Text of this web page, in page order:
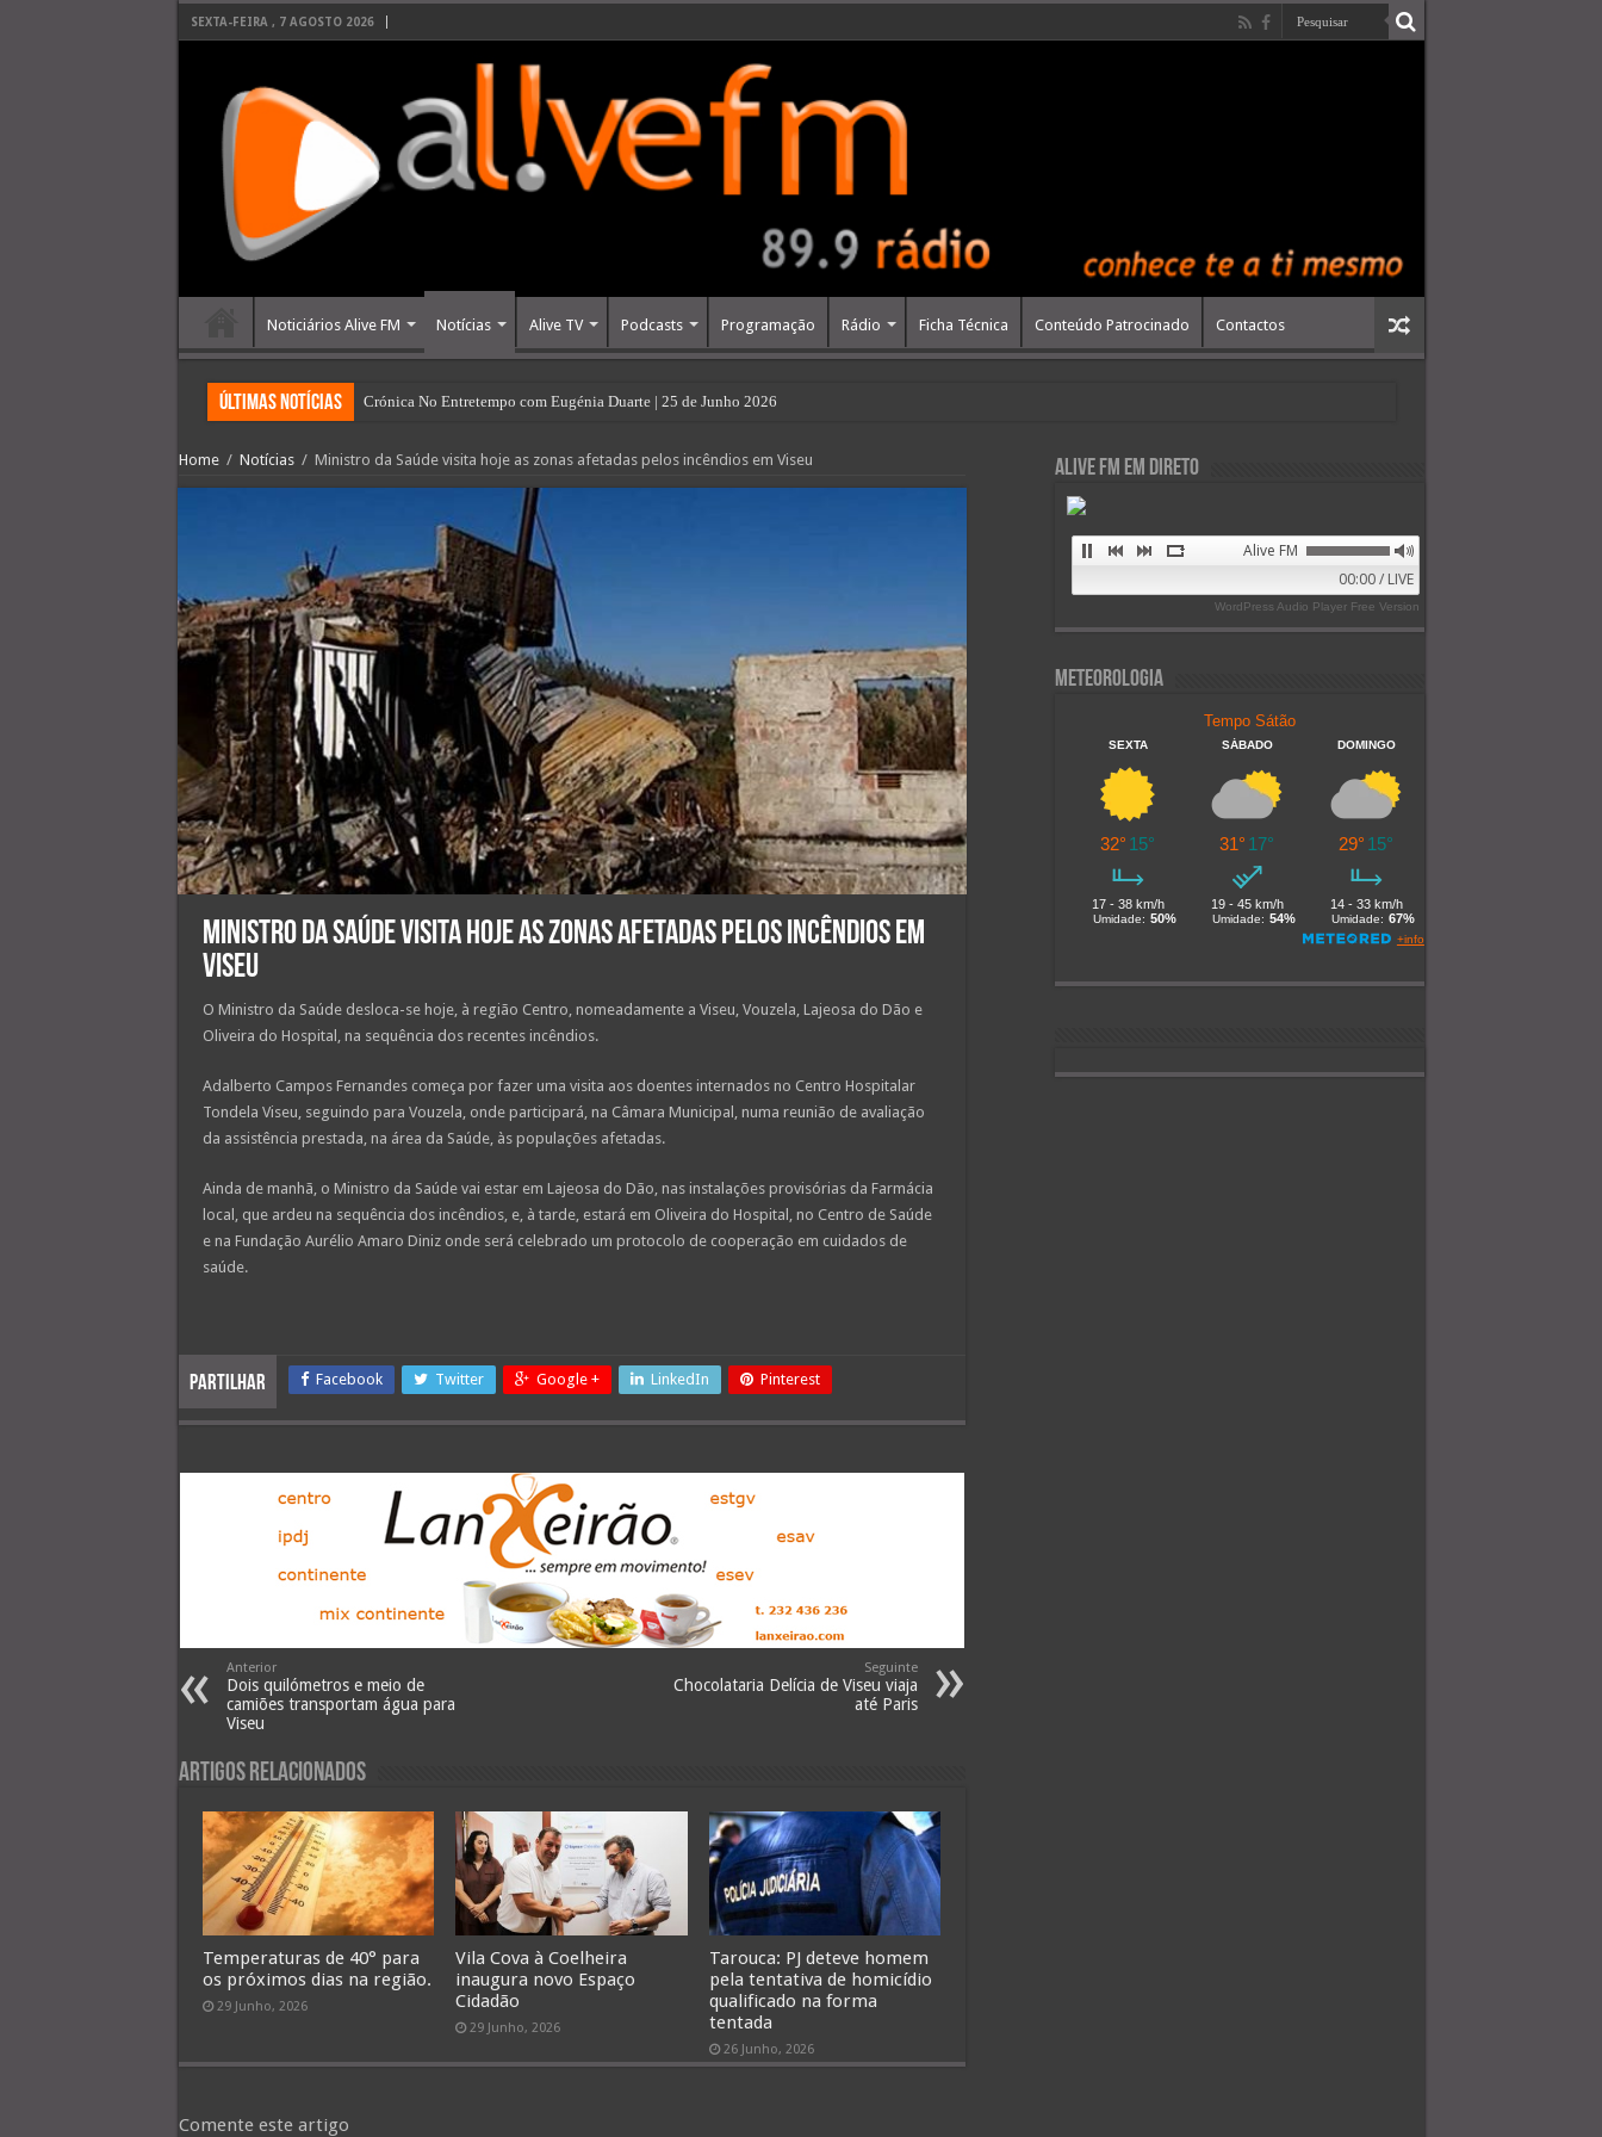
SEXTA-FEIRA , 7 AGOSTO 2026
Noticiários Alive FM Notícias Alive TV Podcasts Programação Rádio Ficha Técnica Conteúdo Patrocinado Contactos
últimas Notícias Crónica No Entretempo com Eugénia Duarte | 25 de Junho 2026
Home / Notícias / Ministro da Saúde visita hoje as zonas afetadas pelos incêndios em Viseu
Ministro da Saúde visita hoje as zonas afetadas pelos incêndios em
Viseu
O Ministro da Saúde desloca-se hoje, à região Centro, nomeadamente a Viseu, Vouzela, Lajeosa do Dão e
Oliveira do Hospital, na sequência dos recentes incêndios.
Adalberto Campos Fernandes começa por fazer uma visita aos doentes internados no Centro Hospitalar
Tondela Viseu, seguindo para Vouzela, onde participará, na Câmara Municipal, numa reunião de avaliação
da assistência prestada, na área da Saúde, às populações afetadas.
Ainda de manhã, o Ministro da Saúde vai estar em Lajeosa do Dão, nas instalações provisórias da Farmácia
local, que ardeu na sequência dos incêndios, e, à tarde, estará em Oliveira do Hospital, no Centro de Saúde
e na Fundação Aurélio Amaro Diniz onde será celebrado um protocolo de cooperação em cuidados de
saúde.
Partilhar Facebook Twitter Google + LinkedIn Pinterest
Anterior
Dois quilómetros e meio de
camiões transportam água para
Viseu
Seguinte
Chocolataria Delícia de Viseu viaja
até Paris
Artigos Relacionados
Temperaturas de 40° para
os próximos dias na região.
29 Junho, 2026
Vila Cova à Coelheira
inaugura novo Espaço
Cidadão
29 Junho, 2026
Tarouca: PJ deteve homem
pela tentativa de homicídio
qualificado na forma
tentada
26 Junho, 2026
Comente este artigo
Alive FM em Direto
Alive FM 89.9
00:00 / LIVE
WordPress Audio Player Free Version
Meteorologia